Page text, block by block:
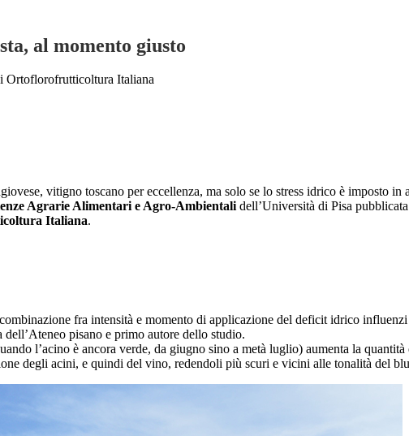
al momento giusto
Ortoflorofrutticoltura Italiana
vitigno toscano per eccellenza, ma solo se lo stress idrico è imposto in
Agrarie Alimentari e Agro-Ambientalidell’Università di Pisa
Italiana.
fra intensità e momento di applicazione del deficit idrico
dell’Ateneo pisano e primo autore dello studio.
l’acino è ancora verde, da giugno sino a metà luglio) aumenta la
degli acini, e quindi del vino, redendoli più scuri e vicini alle tonalità del